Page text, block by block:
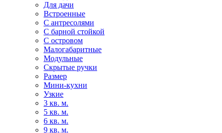
Для дачи
Встроенные
С антресолями
С барной стойкой
С островом
Малогабаритные
Модульные
Скрытые ручки
Размер
Мини-кухни
Узкие
3 кв. м.
5 кв. м.
6 кв. м.
9 кв. м.